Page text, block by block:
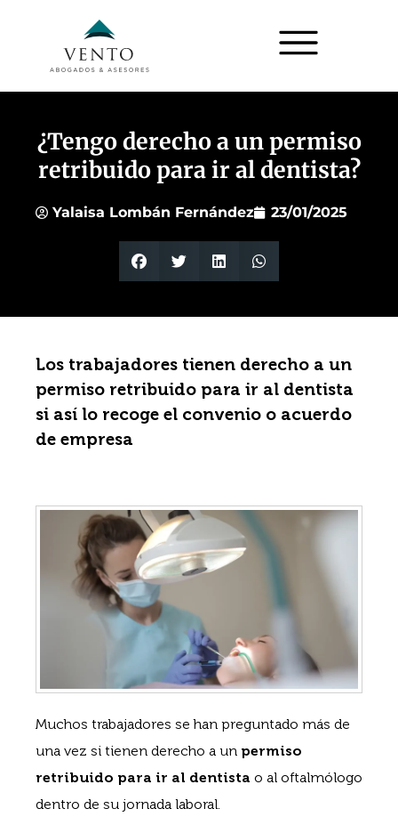
¿Tengo derecho a un permiso
retribuido para ir al dentista?
Yalaisa Lombán Fernández 23/01/2025
Los trabajadores tienen derecho a un
permiso retribuido para ir al dentista
si así lo recoge el convenio o acuerdo
de empresa
Muchos trabajadores se han preguntado más de
una vez si tienen derecho a un permiso
retribuido para ir al dentista o al oftalmólogo
dentro de su jornada laboral.